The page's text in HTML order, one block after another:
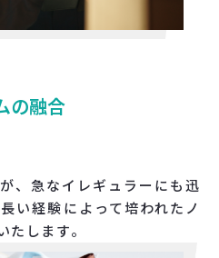
の融合
、急なイレギュラーにも迅
い経験によって培われたノ
たします。